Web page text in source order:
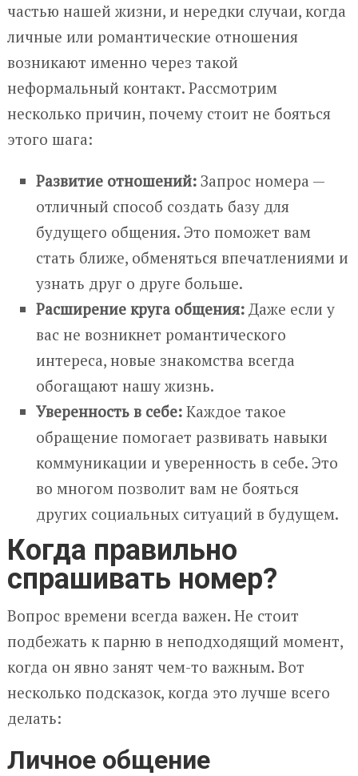
частью нашей жизни, и нередки случаи, когда
личные или романтические отношения
возникают именно через такой
неформальный контакт. Рассмотрим
несколько причин, почему стоит не бояться
этого шага:
Развитие отношений: Запрос номера —
отличный способ создать базу для
будущего общения. Это поможет вам
стать ближе, обменяться впечатлениями и
узнать друг о друге больше.
Расширение круга общения: Даже если у
вас не возникнет романтического
интереса, новые знакомства всегда
обогащают нашу жизнь.
Уверенность в себе: Каждое такое
обращение помогает развивать навыки
коммуникации и уверенность в себе. Это
во многом позволит вам не бояться
других социальных ситуаций в будущем.
Когда правильно
спрашивать номер?
Вопрос времени всегда важен. Не стоит
подбежать к парню в неподходящий момент,
когда он явно занят чем-то важным. Вот
несколько подсказок, когда это лучше всего
делать:
Личное общение